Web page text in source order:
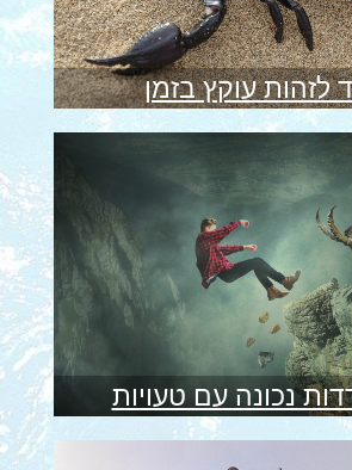
לזהות עוקץ בזמן
נכונה עם טעויות